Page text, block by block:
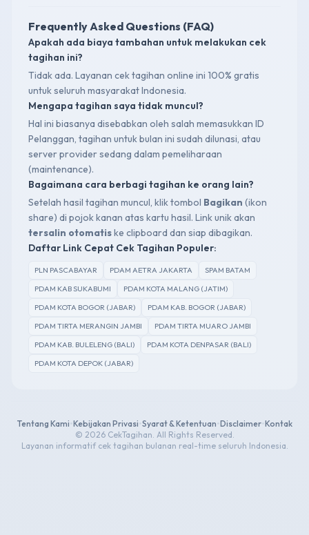
Frequently Asked Questions (FAQ)
Apakah ada biaya tambahan untuk melakukan cek
tagihan ini?
Tidak ada. Layanan cek tagihan online ini 100% gratis
untuk seluruh masyarakat Indonesia.
Mengapa tagihan saya tidak muncul?
Hal ini biasanya disebabkan oleh salah memasukkan ID
Pelanggan, tagihan untuk bulan ini sudah dilunasi, atau
server provider sedang dalam pemeliharaan
(maintenance).
Bagaimana cara berbagi tagihan ke orang lain?
Setelah hasil tagihan muncul, klik tombol Bagikan (ikon
share) di pojok kanan atas kartu hasil. Link unik akan
tersalin otomatiske clipboard dan siap dibagikan.
Daftar Link Cepat Cek Tagihan Populer:
PLN PASCABAYAR PDAM AETRA JAKARTA
SPAM BATAM
PDAM KAB SUKABUMI
PDAM KOTA MALANG (JATIM)
PDAM KOTA BOGOR (JABAR)
PDAM KAB. BOGOR (JABAR)
PDAM TIRTA MERANGIN JAMBI
PDAM TIRTA MUARO JAMBI
PDAM KAB. BULELENG (BALI)
PDAM KOTA DENPASAR (BALI)
PDAM KOTA DEPOK (JABAR)
Tentang Kami •Kebijakan Privasi •Syarat & Ketentuan •Disclaimer•Kontak
© 2026 CekTagihan. All Rights Reserved.
Layanan informatif cek tagihan bulanan real-time seluruh Indonesia.